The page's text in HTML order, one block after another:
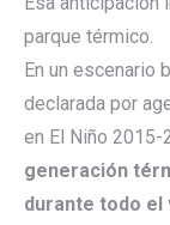
parque térmico.
En un escenario
declarada por
en El Niño 2015-
generación
durante todo el